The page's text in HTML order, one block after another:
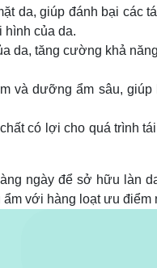
da, giúp đánh bại các
hình của da.
da, tăng cường khả
và dưỡng ẩm sâu,
có lợi cho quá trình
ngày để sở hữu làn
với hàng loạt ưu điểm